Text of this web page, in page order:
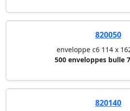
820050
enveloppe c6 114 x
500 enveloppes bulle
820140